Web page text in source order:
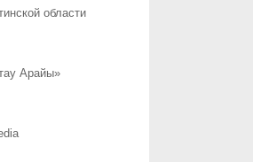
посредник
мониторинг приграничных территорий
области
Арайы»